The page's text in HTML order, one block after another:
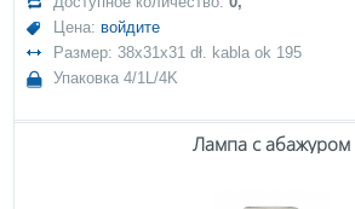
Цена: войдите
Размер: 38x31x31 dł. kabla ok 195
Упаковка 4/1L/4K
Лампа с абажуром